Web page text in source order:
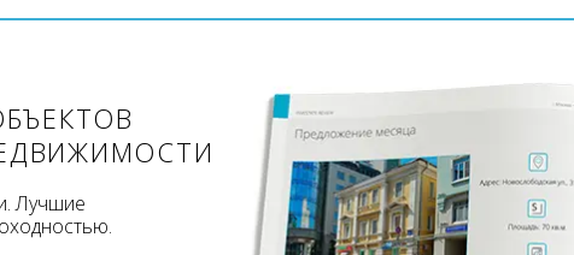
Лучшие